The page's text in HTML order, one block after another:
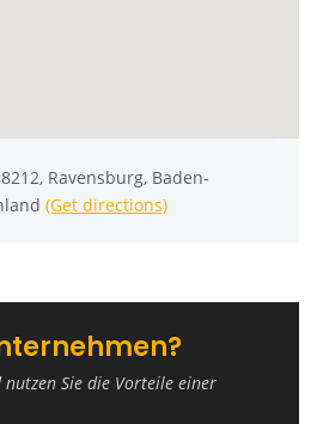
Ravensburg, Baden-
(Get directions)
Sie die Vorteile einer